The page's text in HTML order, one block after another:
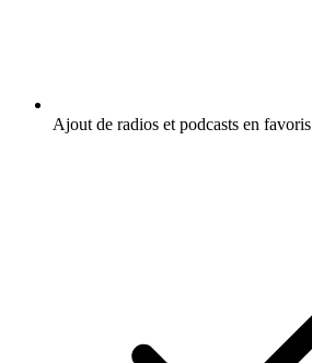
Ajout de radios et podcasts en favoris